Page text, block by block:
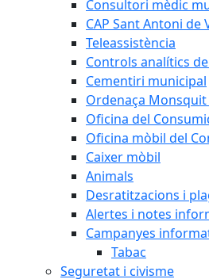
Consultori mèdic
CAP Sant Antoni de
Teleassistència
Controls analítics
Cementiri municipal
Ordenaça
Oficina del
Oficina mòbil del
Caixer mòbil
Animals
Desratitzacions i
Alertes i notes
Campanyes
Tabac
Seguretat i civisme